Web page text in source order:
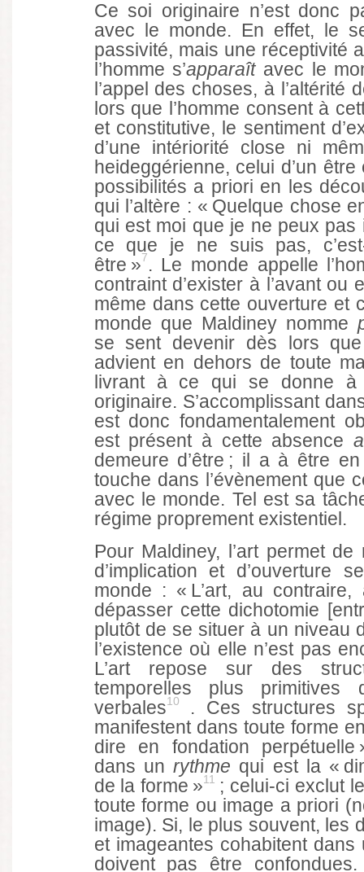
Ce soi originaire n’est donc
avec le monde. En effet, le
passivité, mais une réceptivité
l’homme s’apparaîtavec le
l’appel des choses, à l’altérité
lors que l’homme consent à
et constitutive, le sentiment
d’une intériorité close ni
heideggérienne, celui d’un
possibilités a priori en les
qui l’altère : « Quelque chose
qui est moi que je ne peux pas
ce que je ne suis pas,
être »7 . Le monde appelle
contraint d’exister à l’avant ou
même dans cette ouverture et
monde que Maldiney nomme
se sent devenir dès lors
advient en dehors de toute
livrant à ce qui se donne
originaire. S’accomplissant
est donc fondamentalement
est présent à cette absence
demeure d’être ; il a à être
touche dans l’évènement que
avec le monde. Tel est sa
régime proprement existentiel.
Pour Maldiney, l’art permet
d’implication et d’ouverture
monde : « L’art, au
dépasser cette dichotomie
plutôt de se situer à un niveau
l’existence où elle n’est pas
L’art repose sur des
temporelles plus primitives
verbales10
. Ces structures
manifestent dans toute forme
dire en fondation perpétuelle
dans unrythme qui est la «
de la forme »11
; celui-ci exclut
toute forme ou image a priori
image). Si, le plus souvent, les
et imageantes cohabitent
doivent pas être confondues.